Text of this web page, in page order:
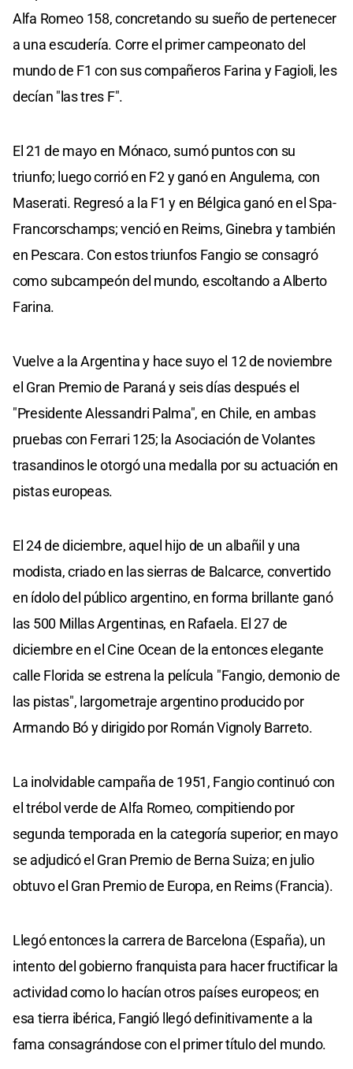
Alfa Romeo 158, concretando su sueño de pertenecer
a una escudería. Corre el primer campeonato del
mundo de F1 con sus compañeros Farina y Fagioli, les
decían "las tres F".
El 21 de mayo en Mónaco, sumó puntos con su
triunfo; luego corrió en F2 y ganó en Angulema, con
Maserati. Regresó a la F1 y en Bélgica ganó en el Spa-
Francorschamps; venció en Reims, Ginebra y también
en Pescara. Con estos triunfos Fangio se consagró
como subcampeón del mundo, escoltando a Alberto
Farina.
Vuelve a la Argentina y hace suyo el 12 de noviembre
el Gran Premio de Paraná y seis días después el
"Presidente Alessandri Palma", en Chile, en ambas
pruebas con Ferrari 125; la Asociación de Volantes
trasandinos le otorgó una medalla por su actuación en
pistas europeas.
El 24 de diciembre, aquel hijo de un albañil y una
modista, criado en las sierras de Balcarce, convertido
en ídolo del público argentino, en forma brillante ganó
las 500 Millas Argentinas, en Rafaela. El 27 de
diciembre en el Cine Ocean de la entonces elegante
calle Florida se estrena la película "Fangio, demonio de
las pistas", largometraje argentino producido por
Armando Bó y dirigido por Román Vignoly Barreto.
La inolvidable campaña de 1951, Fangio continuó con
el trébol verde de Alfa Romeo, compitiendo por
segunda temporada en la categoría superior; en mayo
se adjudicó el Gran Premio de Berna Suiza; en julio
obtuvo el Gran Premio de Europa, en Reims (Francia).
Llegó entonces la carrera de Barcelona (España), un
intento del gobierno franquista para hacer fructificar la
actividad como lo hacían otros países europeos; en
esa tierra ibérica, Fangió llegó definitivamente a la
fama consagrándose con el primer título del mundo.